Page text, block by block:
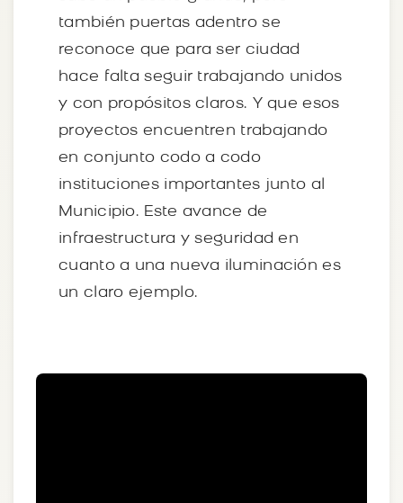
también puertas adentro se
reconoce que para ser ciudad
hace falta seguir trabajando unidos
y con propósitos claros. Y que esos
proyectos encuentren trabajando
en conjunto codo a codo
instituciones importantes junto al
Municipio. Este avance de
infraestructura y seguridad en
cuanto a una nueva iluminación es
un claro ejemplo.